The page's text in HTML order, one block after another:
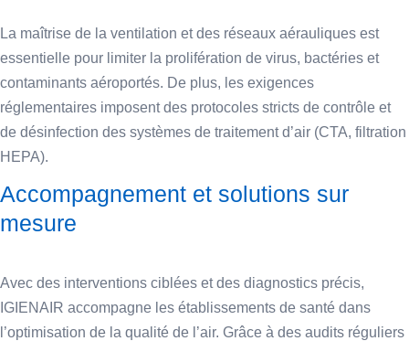
La maîtrise de la ventilation et des réseaux aérauliques est
essentielle pour limiter la prolifération de virus, bactéries et
contaminants aéroportés. De plus, les exigences
réglementaires imposent des protocoles stricts de contrôle et
de désinfection des systèmes de traitement d’air (CTA, filtration
HEPA).
Accompagnement et solutions sur
mesure
Avec des interventions ciblées et des diagnostics précis,
IGIENAIR accompagne les établissements de santé dans
l’optimisation de la qualité de l’air. Grâce à des audits réguliers